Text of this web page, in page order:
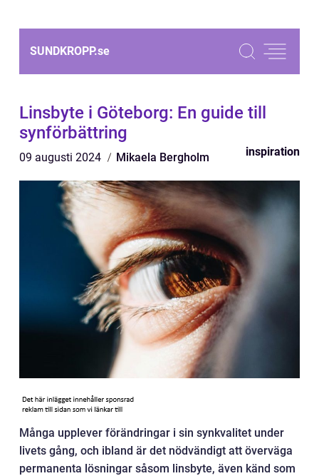
SUNDKROPP.se
Linsbyte i Göteborg: En guide till
synförbättring
09 augusti 2024 Mikaela Bergholm inspiration
Många upplever förändringar i sin synkvalitet under
livets gång, och ibland är det nödvändigt att överväga
permanenta lösningar såsom linsbyte, även känd som